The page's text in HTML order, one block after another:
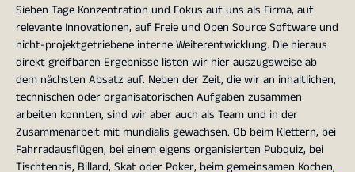
Sieben Tage Konzentration und Fokus auf uns als Firma, auf
relevante Innovationen, auf Freie und Open Source Software und
nicht-projektgetriebene interne Weiterentwicklung. Die hieraus
direkt greifbaren Ergebnisse listen wir hier auszugsweise ab
dem nächsten Absatz auf. Neben der Zeit, die wir an inhaltlichen,
technischen oder organisatorischen Aufgaben zusammen
arbeiten konnten, sind wir aber auch als Team und in der
Zusammenarbeit mit mundialis gewachsen. Ob beim Klettern, bei
Fahrradausflügen, bei einem eigens organisierten Pubquiz, bei
Tischtennis, Billard, Skat oder Poker, beimgemeinsamen Kochen,